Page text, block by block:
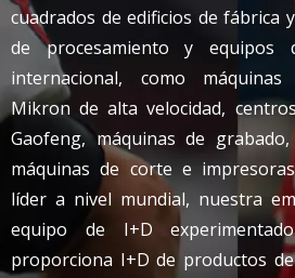
cuadrados de edificios de fábrica
de procesamiento y equipos
internacional, como máquinas
Mikron de alta velocidad,
Gaofeng, máquinas de
máquinas de corte e
líder a nivel mundial, nuestra
equipo de I+D
proporciona I+D de productos